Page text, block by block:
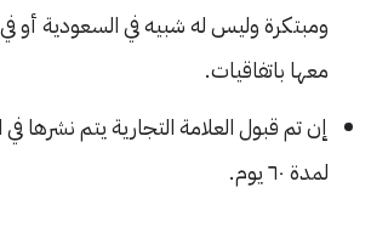
ومبتكرة وليس له شبيه في السعودية أو
معها باتفاقيات.
إن تم قبول العلامة التجارية يتم نشرها
لمدة ٦٠ يوم.